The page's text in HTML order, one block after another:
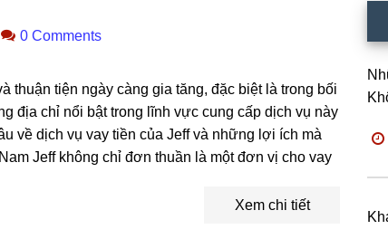
0 Comments
thuận tiện ngày càng gia tăng, đặc biệt là trong bối
địa chỉ nổi bật trong lĩnh vực cung cấp dịch vụ này
về dịch vụ vay tiền của Jeff và những lợi ích mà
Jeff không chỉ đơn thuần là một đơn vị cho vay
Xem chi tiết